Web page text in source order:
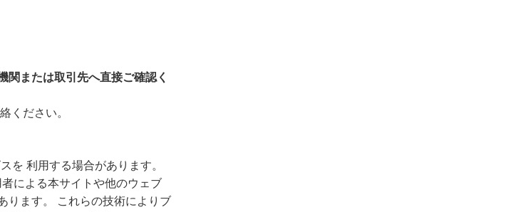
関または取引先へ直接ご確認く
ください。
を 利用する場合があります。
による本サイトや他のウェブ
ります。 これらの技術によりブ